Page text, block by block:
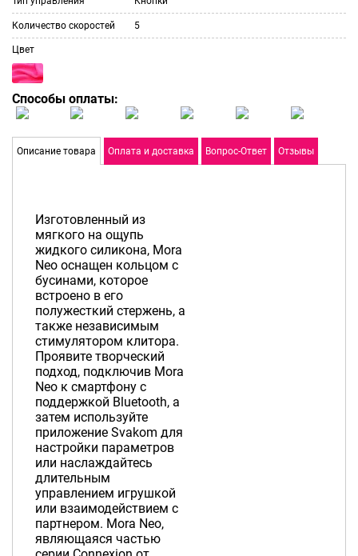
Количество скоростей 5
Цвет
Способы оплаты:
Описание товара Оплата и доставка Вопрос-Ответ Отзывы
Изготовленный из
мягкого на ощупь
жидкого силикона, Mora
Neo оснащен кольцом с
бусинами, которое
встроено в его
полужесткий стержень, а
также независимым
стимулятором клитора.
Проявите творческий
подход, подключив Mora
Neo к смартфону с
поддержкой Bluetooth, а
затем используйте
приложение Svakom для
настройки параметров
или наслаждайтесь
длительным
управлением игрушкой
или взаимодействием с
партнером. Mora Neo,
являющаяся частью